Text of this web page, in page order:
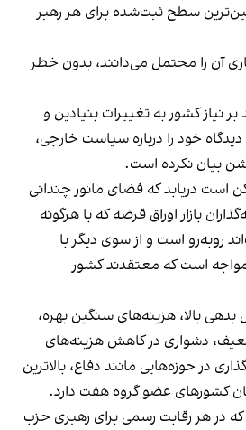
سطح ثبت‌شده برای هر رهبر
آن را محتمل می‌دانند، بدون خطر
بر نیاز کشور به تغییرات بنیادین و
خود را درباره سیاست خارجی،
بیان نکرده است.
است دریابد که فضای مانور چندانی
بازار اوراق قرضه که با هرگونه
روبه‌رو است و از سوی دیگر با
است که معتقدند کشور
بدهی بالا، هزینه‌های سنگین بهره،
دشواری در کاهش هزینه‌های
در حوزه‌هایی مانند دفاع، بالاترین
کشورهای عضو گروه هفت دارد.
در هر رقابت رسمی برای رهبری حزب